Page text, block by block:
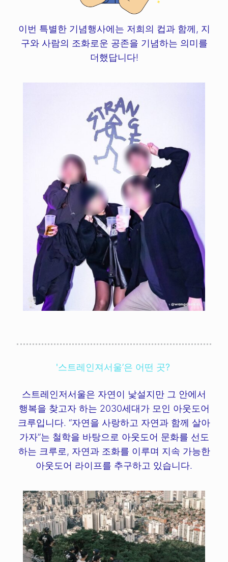
이번 특별한 기념행사에는 저희의 컵과 함께, 지
구와 사람의 조화로운 공존을 기념하는 의미를
더했답니다!
'스트레인져서울’은 어떤 곳?
스트레인저서울은 자연이 낯설지만 그 안에서
행복을 찾고자 하는 2030세대가 모인 아웃도어
크루입니다. “자연을 사랑하고 자연과 함께 살아
가자”는 철학을 바탕으로 아웃도어 문화를 선도
하는 크루로, 자연과 조화를 이루며 지속 가능한
아웃도어 라이프를 추구하고 있습니다.